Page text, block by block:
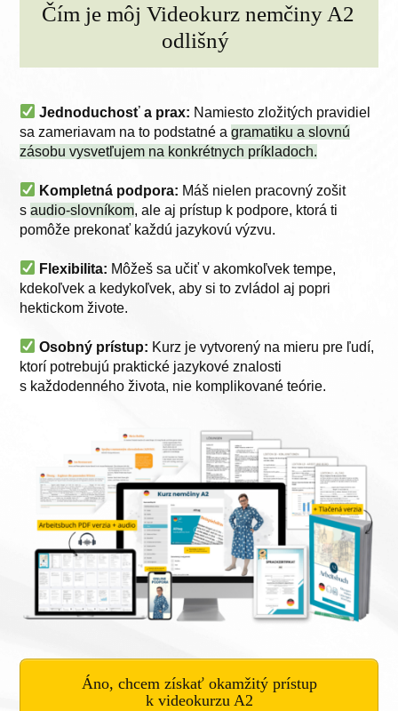
Čím je môj Videokurz nemčiny A2
odlišný
Jednoduchosť a prax: Namiesto zložitých pravidiel
sa zameriavam na to podstatné a gramatiku a slovnú
zásobu vysvetľujem na konkrétnych príkladoch.
Kompletná podpora: Máš nielen pracovný zošit
s audio-slovníkom, ale aj prístup k podpore, ktorá ti
pomôže prekonať každú jazykovú výzvu.
Flexibilita: Môžeš sa učiť v akomkoľvek tempe,
kdekoľvek a kedykoľvek, aby si to zvládol aj popri
hektickom živote.
Osobný prístup: Kurz je vytvorený na mieru pre ľudí,
ktorí potrebujú praktické jazykové znalosti
s každodenného života, nie komplikované teórie.
Áno, chcem získať okamžitý prístup
k videokurzu A2